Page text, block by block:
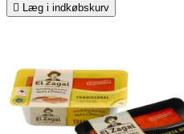

Læg i indkøbskurv